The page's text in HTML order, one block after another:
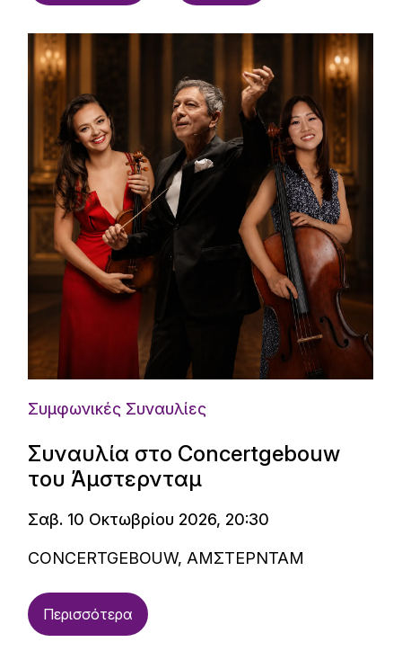
Συμφωνικές Συναυλίες
Συναυλία στο Concertgebouw
του Άμστερνταμ
Σαβ. 10 Οκτωβρίου 2026, 20:30
CONCERTGEBOUW, ΑΜΣΤΕΡΝΤΑΜ
Περισσότερα